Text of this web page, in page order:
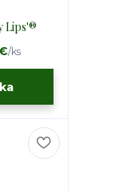
Lips'®
/ks